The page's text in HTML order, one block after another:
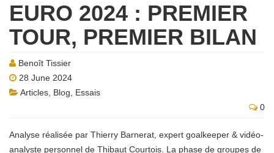
EURO 2024 : PREMIER
TOUR, PREMIER BILAN
Benoît Tissier
28 June 2024
Articles Blog
Essais
0
Analyse réalisée par Thierry Barnerat, expert goalkeeper & vidéo-
analyste personnel de Thibaut Courtois. La phase de groupes de